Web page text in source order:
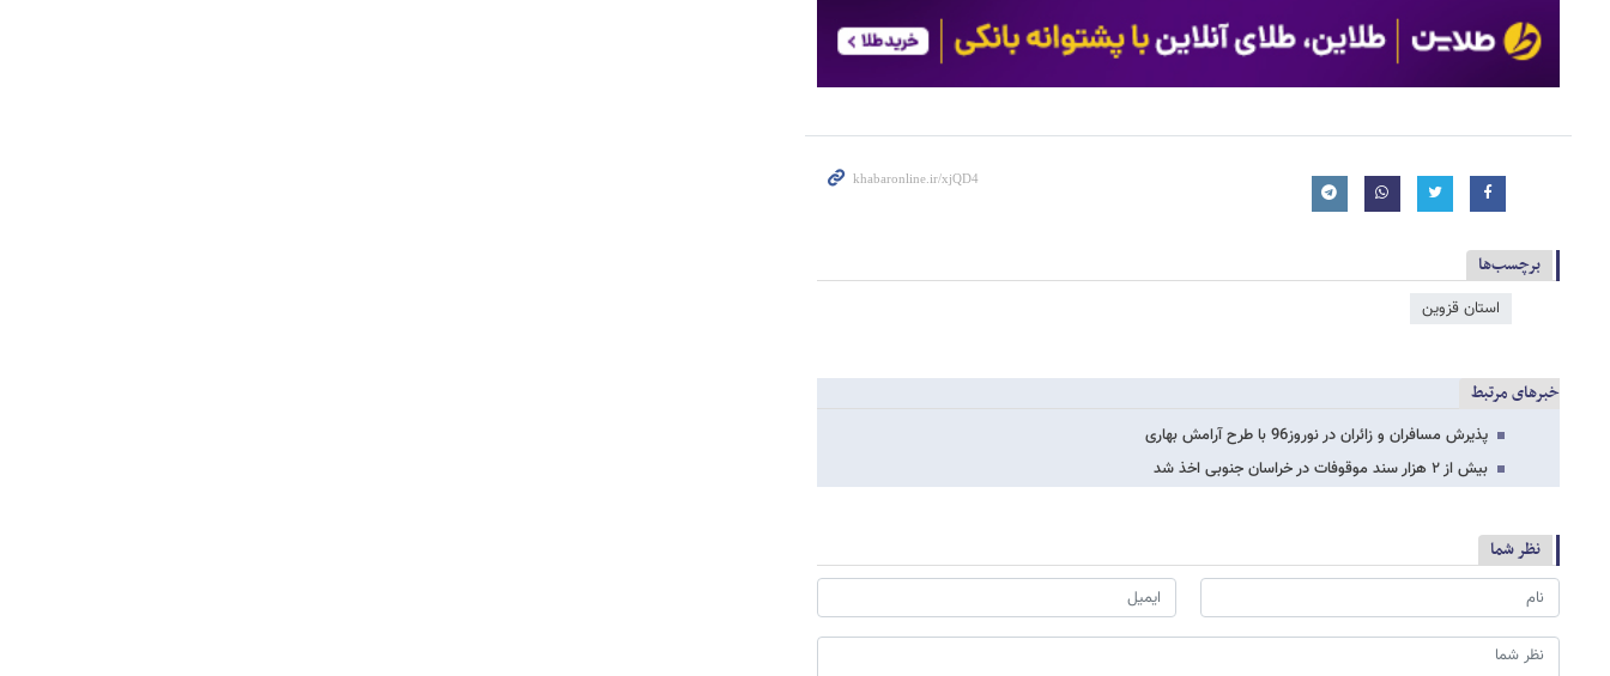
برچسب‌ها
استان قزوین
خبرهای مرتبط
پذیرش مسافران و زائران در نوروز96 با طرح آرامش بهاری
بیش از ۲ هزار سند موقوفات در خراسان جنوبی اخذ شد‌
نظر شما